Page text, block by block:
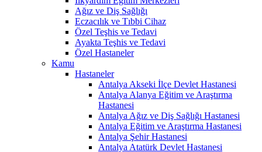
Ağız ve Diş Sağlığı
Eczacılık ve Tıbbi Cihaz
Özel Teşhis ve Tedavi
Ayakta Teşhis ve Tedavi
Özel Hastaneler
Kamu
Hastaneler
Antalya Akseki İlçe Devlet Hastanesi
Antalya Alanya Eğitim ve Araştırma
Hastanesi
Antalya Ağız ve Diş Sağlığı Hastanesi
Antalya Eğitim ve Araştırma Hastanesi
Antalya Şehir Hastanesi
Antalya Atatürk Devlet Hastanesi